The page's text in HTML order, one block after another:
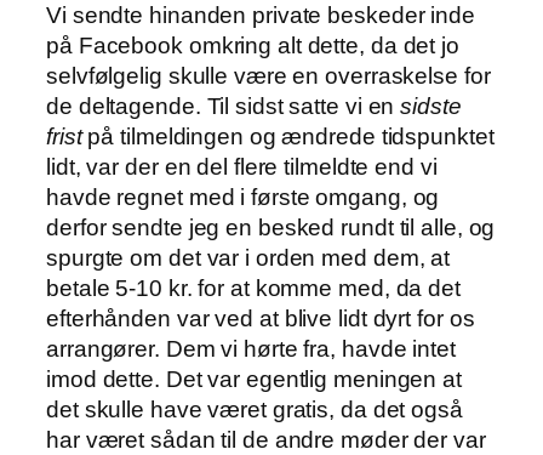
Vi sendte hinanden private beskeder inde
på Facebook omkring alt dette, da det jo
selvfølgelig skulle være en overraskelse for
de deltagende. Til sidst satte vi ensidste
fristpå tilmeldingen og ændrede tidspunktet
lidt, var der en del flere tilmeldte end vi
havde regnet med i første omgang, og
derfor sendte jeg en besked rundt til alle, og
spurgte om det var i orden med dem, at
betale 5-10 kr. for at komme med, da det
efterhånden var ved at blive lidt dyrt for os
arrangører. Dem vi hørte fra, havde intet
imod dette. Det var egentlig meningen at
det skulle have været gratis, da det også
har været sådan til de andre møder der var